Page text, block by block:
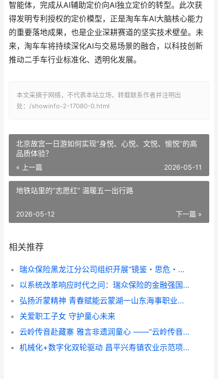
智能体，完成从AI辅助定价向AI独立定价的转型。此次获
得发明专利授权的定价模型，正是淘车车AI大脑核心能力
的重要落地成果，也是企业深耕赛道的坚实技术壁垒。未
来，淘车车将持续深化AI与交易场景的融合，以科技创新
推动二手车行业标准化、透明化发展。
本文采摘于网络，不代表本站立场，转载联系作者并注明出
处：/showinfo-2-17080-0.html
北京故宫一日游如何实现“身悦、心悦、文悦、愉悦”的高
品质体验？
« 上一篇 2026-05-11
地铁站里的“志愿红” 温暖五一出行路
下一篇 »
2026-05-12
相关推荐
瑞众保险黑龙江分公司组织开展“镜鉴・思危・笃行”专题案例警示教育
以系统改革响应时代之问：瑞众保险的金融强国实践
弘扬沂蒙精神 青春赋能云蒙湖一山东海事职业学院暑期社会实践活动走进云蒙湖生态区
关爱职工子女 守护童心未来
云岭传音赴藏寨 雅言非遗润童心 ——“云岭传音”志愿服务队赴甘堡藏寨推普实践纪实
机械化+数字化双轮驱动 昌平兴寿镇农业示范项目展示培训成果